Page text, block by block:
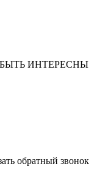
ИНТЕРЕСНЫ
обратный звонок